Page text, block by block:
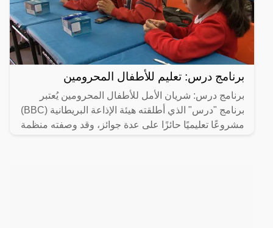
برنامج درس: تعليم للأطفال المحرومين
برنامج درس: شريان الأمل للأطفال المحرومين يُعتبر
برنامج "درس" الذي أطلقته هيئة الإذاعة البريطانية (BBC)
مشروعًا تعليميًا حائزًا على عدة جوائز، وقد وصفته منظمة